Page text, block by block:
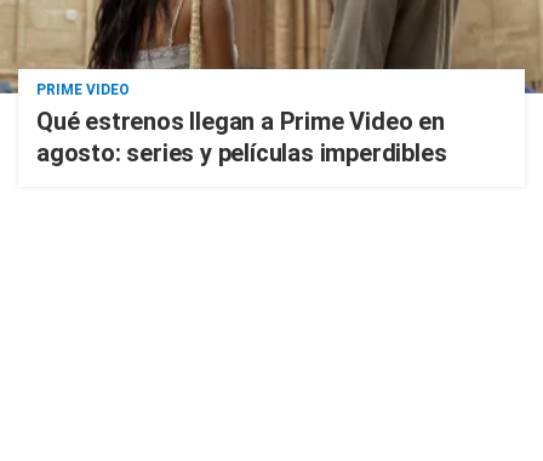
PRIME VIDEO
Qué estrenos llegan a Prime Video en
agosto: series y películas imperdibles